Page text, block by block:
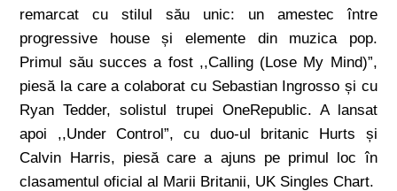
remarcat cu stilul său unic: un amestec între
progressive house și elemente din muzica pop.
Primul său succes a fost ,,Calling (Lose My Mind)”,
piesă la care a colaborat cu Sebastian Ingrosso și cu
Ryan Tedder, solistul trupei OneRepublic. A lansat
apoi ,,Under Control”, cu duo-ul britanic Hurts și
Calvin Harris, piesă care a ajuns pe primul loc în
clasamentul oficial al Marii Britanii, UK Singles Chart.